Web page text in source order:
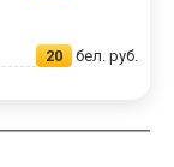
20 бел. руб.